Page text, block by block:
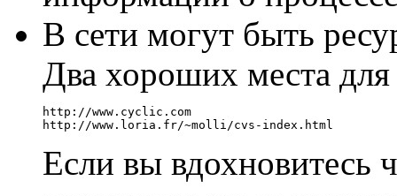
В сети могут быть
Два хороших места для
http://www.cyclic.com
Если вы вдохновитесь